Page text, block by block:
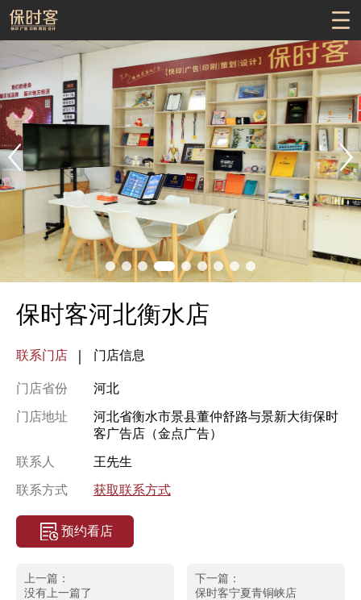
保时客河北衡水店
联系门店 门店信息
门店省份 河北
门店地址
河北省衡水市景县董仲舒路与景新大街保时
客广告店（金点广告）
联系人 王先生
联系方式 获取联系方式
预约看店
上一篇：
没有上一篇了
下一篇：
保时客宁夏青铜峡店